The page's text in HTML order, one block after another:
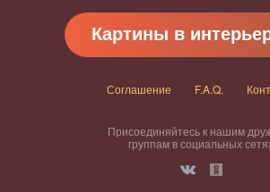
Картины в
Соглашение F.A.Q.
Присоединяйтесь к нашим
группам в социальных